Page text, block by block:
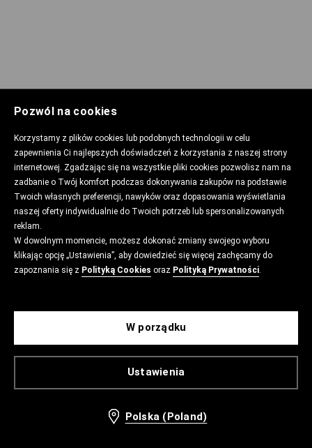
Pozwól na cookies
Korzystamy z plików cookies lub podobnych technologii w celu
zapewnienia Ci najlepszych doświadczeń z korzystania z naszej strony
internetowej. Zgadzając się na wszystkie pliki cookies pozwolisz nam na
zadbanie o Twój komfort podczas dokonywania zakupów na podstawie
Twoich własnych preferencji, nawyków oraz dopasowania wyświetlania
naszej oferty indywidualnie do Twoich potrzeb lub spersonalizowanych
reklam.
W dowolnym momencie, możesz dokonać zmiany swojego wyboru
klikając opcję „Ustawienia”, aby dowiedzieć się więcej zachęcamy do
zapoznania się z Polityką Cookies oraz Polityką Prywatności.
Ustawienia
W porządku
Polska (Poland)